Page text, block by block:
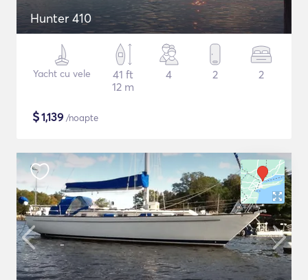
Hunter 410
Yacht cu vele
41 ft
12 m
4 2 2
$1,139 /noapte